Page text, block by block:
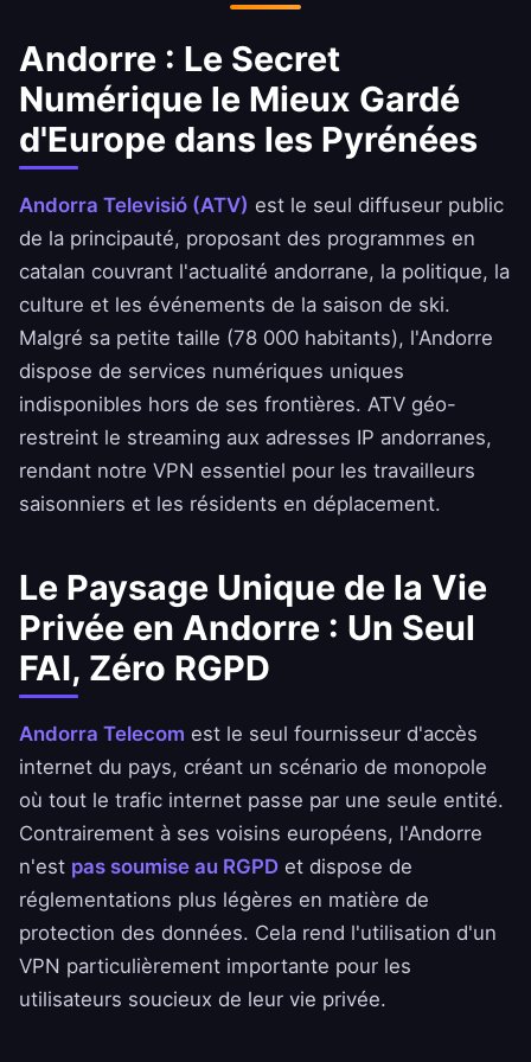
étrangères pour des raisons de sécurité.
Andorre : Le Secret
Numérique le Mieux Gardé
d'Europe dans les Pyrénées
Andorra Televisió (ATV) est le seul diffuseur public
de la principauté, proposant des programmes en
catalan couvrant l'actualité andorrane, la politique, la
culture et les événements de la saison de ski.
Malgré sa petite taille (78 000 habitants), l'Andorre
dispose de services numériques uniques
indisponibles hors de ses frontières. ATV géo-
restreint le streaming aux adresses IP andorranes,
rendant notre VPN essentiel pour les travailleurs
saisonniers et les résidents en déplacement.
Le Paysage Unique de la Vie
Privée en Andorre : Un Seul
FAI, Zéro RGPD
Andorra Telecom est le seul fournisseur d'accès
internet du pays, créant un scénario de monopole
où tout le trafic internet passe par une seule entité.
Contrairement à ses voisins européens, l'Andorre
n'est pas soumise au RGPD et dispose de
réglementations plus légères en matière de
protection des données. Cela rend l'utilisation d'un
VPN particulièrement importante pour les
utilisateurs soucieux de leur vie privée.